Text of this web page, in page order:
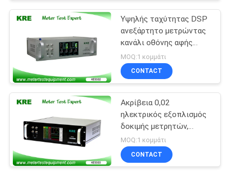
εξοπλισμός
βαθμολόγησης
ενεργειακών
μετρητών
Υψηλής ταχύτητας DSP
ανεξάρτητο μετρώντας
κανάλι οθόνης αφής
μετρητών αναφοράς
τυποποιημένο
MOQ:1 κομμάτι
CONTACT
Ακρίβεια 0,02
ηλεκτρικός εξοπλισμός
δοκιμής μετρητών,
σύστημα χρώμα LCD
δοκιμής μετρητών 7
ίντσας
MOQ:1 κομμάτι
CONTACT